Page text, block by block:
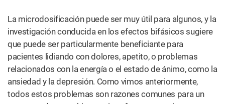
La microdosificación puede ser muy útil para algunos, y la
investigación conducida en los efectos bifásicos sugiere
que puede ser particularmente beneficiante para
pacientes lidiando con dolores, apetito, o problemas
relacionados con la energía o el estado de ánimo, como la
ansiedad y la depresión. Como vimos anteriormente,
todos estos problemas son razones comunes para un